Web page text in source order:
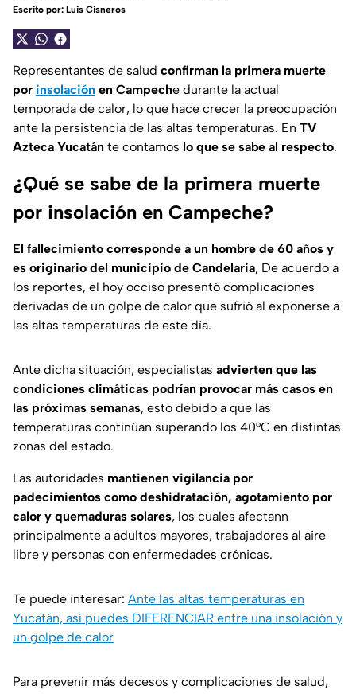
Escrito por: Luis Cisneros
Representantes de salud confirman la primera muerte
por insolación en Campeche durante la actual
temporada de calor, lo que hace crecer la preocupación
ante la persistencia de las altas temperaturas. En TV
Azteca Yucatán te contamos lo que se sabe al respecto.
¿Qué se sabe de la primera muerte
por insolación en Campeche?
El fallecimiento corresponde a un hombre de 60 años y
es originario del municipio de Candelaria, De acuerdo a
los reportes, el hoy occiso presentó complicaciones
derivadas de un golpe de calor que sufrió al exponerse a
las altas temperaturas de este día.
Ante dicha situación, especialistas advierten que las
condiciones climáticas podrían provocar más casos en
las próximas semanas, esto debido a que las
temperaturas continúan superando los 40°C en distintas
zonas del estado.
Las autoridades mantienen vigilancia por
padecimientos como deshidratación, agotamiento por
calor y quemaduras solares, los cuales afectann
principalmente a adultos mayores, trabajadores al aire
libre y personas con enfermedades crónicas.
Te puede interesar: Ante las altas temperaturas en
Yucatán, así puedes DIFERENCIAR entre una insolación y
un golpe de calor
Para prevenir más decesos y complicaciones de salud,